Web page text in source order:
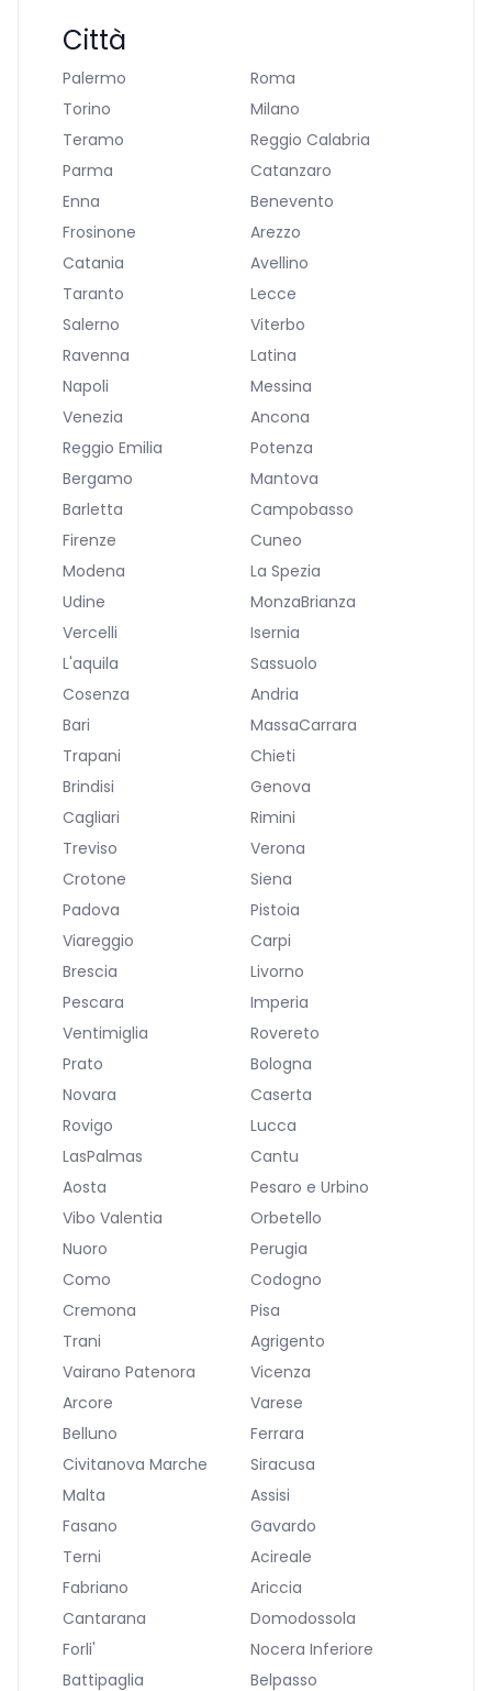
Città
Palermo
Roma
Torino
Milano
Teramo
Reggio Calabria
Parma
Catanzaro
Enna
Benevento
Frosinone
Arezzo
Catania
Avellino
Taranto
Lecce
Salerno
Viterbo
Ravenna
Latina
Napoli
Messina
Venezia
Ancona
Reggio Emilia
Potenza
Bergamo
Mantova
Barletta
Campobasso
Firenze
Cuneo
Modena
La Spezia
Udine
MonzaBrianza
Vercelli
Isernia
L'aquila
Sassuolo
Cosenza
Andria
Bari
MassaCarrara
Trapani
Chieti
Brindisi
Genova
Cagliari
Rimini
Treviso
Verona
Crotone
Siena
Padova
Pistoia
Viareggio
Carpi
Brescia
Livorno
Pescara
Imperia
Ventimiglia
Rovereto
Prato
Bologna
Novara
Caserta
Rovigo
Lucca
LasPalmas
Cantu
Aosta
Pesaro e Urbino
Vibo Valentia
Orbetello
Nuoro
Perugia
Como
Codogno
Cremona
Pisa
Trani
Agrigento
Vairano Patenora
Vicenza
Arcore
Varese
Belluno
Ferrara
Civitanova Marche
Siracusa
Malta
Assisi
Fasano
Gavardo
Terni
Acireale
Fabriano
Ariccia
Cantarana
Domodossola
Forli'
Nocera Inferiore
Battipaglia
Belpasso